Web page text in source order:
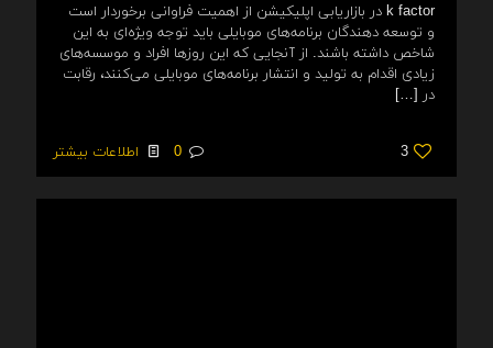
k factor در بازاریابی اپلیکیشن از اهمیت فراوانی برخوردار است
و توسعه دهندگان برنامه‌های موبایلی باید توجه ویژه‌ای به این
شاخص داشته باشند. از آنجایی که این روزها افراد و موسسه‌های
زیادی اقدام به تولید و انتشار برنامه‌های موبایلی می‌کنند،‌ رقابت
در […]
3
0 اطلاعات بیشتر